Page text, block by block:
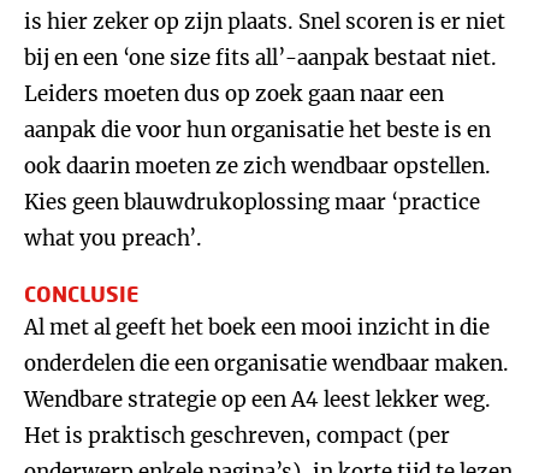
is hier zeker op zijn plaats. Snel scoren is er niet
bij en een ‘one size fits all’-aanpak bestaat niet.
Leiders moeten dus op zoek gaan naar een
aanpak die voor hun organisatie het beste is en
ook daarin moeten ze zich wendbaar opstellen.
Kies geen blauwdrukoplossing maar ‘practice
what you preach’.
CONCLUSIE
Al met al geeft het boek een mooi inzicht in die
onderdelen die een organisatie wendbaar maken.
Wendbare strategie op een A4 leest lekker weg.
Het is praktisch geschreven, compact (per